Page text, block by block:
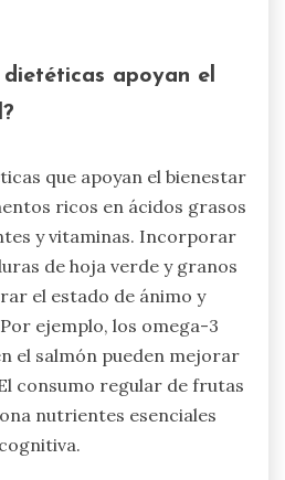
apoyan el
que apoyan el bienestar
ricos en ácidos grasos
y vitaminas. Incorporar
de hoja verde y granos
el estado de ánimo y
ejemplo, los omega-3
el salmón pueden mejorar
consumo regular de frutas
nutrientes esenciales